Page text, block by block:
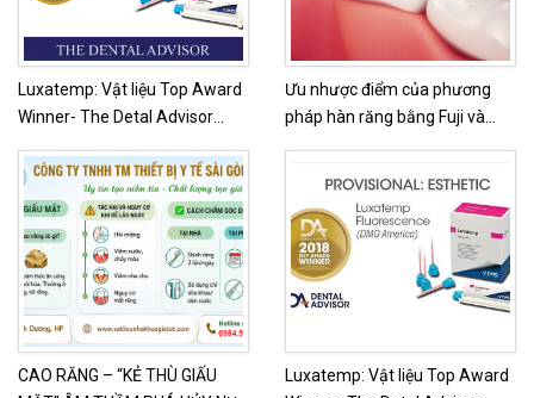
Luxatemp: Vật liệu Top Award
Winner- The Detal Advisor
Ưu nhược điểm của phương
pháp hàn răng bằng Fuji và
CAO RĂNG – “KẺ THÙ GIẤU
Luxatemp: Vật liệu Top Award